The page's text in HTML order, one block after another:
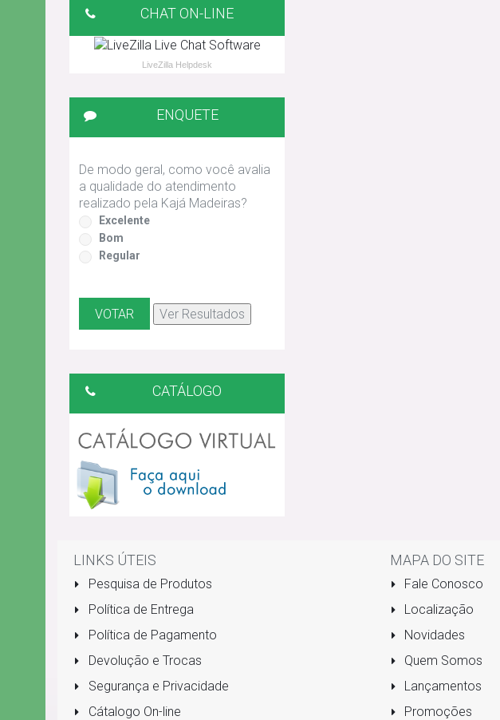
CHAT ON-LINE
LiveZilla Helpdesk
ENQUETE
De modo geral, como você avalia
a qualidade do atendimento
realizado pela Kajá Madeiras?
Excelente
Bom
Regular
CATÁLOGO
LINKS ÚTEIS
Pesquisa de Produtos
Política de Entrega
Política de Pagamento
Devolução e Trocas
Segurança e Privacidade
Cátalogo On-line
MAPA DO SITE
Fale Conosco
Localização
Novidades
Quem Somos
Lançamentos
Promoções